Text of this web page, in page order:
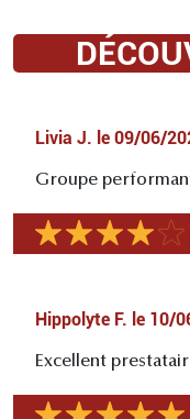
Livia J. le 09/06/
Groupe
Hippolyte F. le 10/
Excellent